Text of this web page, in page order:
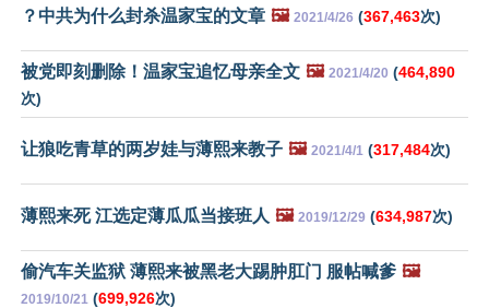
？中共为什么封杀温家宝的文章 🖼️ 2021/4/26 (367,463次)
被党即刻删除！温家宝追忆母亲全文 🖼️ 2021/4/20 (464,890
次)
让狼吃青草的两岁娃与薄熙来教子 🖼️ 2021/4/1 (317,484次)
薄熙来死 江选定薄瓜瓜当接班人 🖼️ 2019/12/29 (634,987次)
偷汽车关监狱 薄熙来被黑老大踢肿肛门 服帖喊爹 🖼️
2019/10/21 (699,926次)